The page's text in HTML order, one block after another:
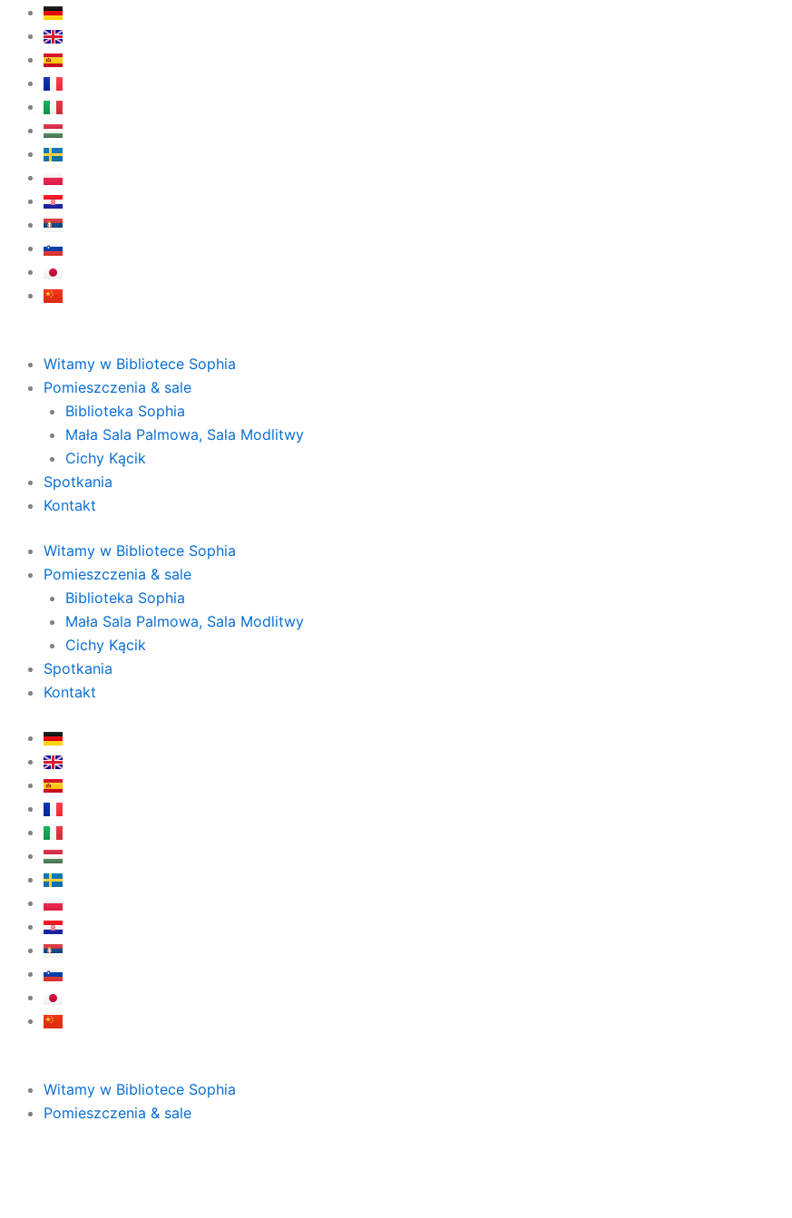
Przejdź
treści
Witamy w Bibliotece Sophia
Pomieszczenia & sale
Biblioteka Sophia
Mała Sala Palmowa, Sala Modlitwy
Cichy Kącik
Spotkania
Kontakt
Witamy w Bibliotece Sophia
Pomieszczenia & sale
Biblioteka Sophia
Mała Sala Palmowa, Sala Modlitwy
Cichy Kącik
Spotkania
Kontakt
Witamy w Bibliotece Sophia
Pomieszczenia & sale